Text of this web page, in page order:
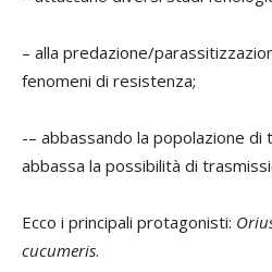
– alla predazione/
fenomeni di resistenza;
-– abbassando la popolazione di
abbassa la possibilità di
Ecco i principali protagonisti:
cucumeris.